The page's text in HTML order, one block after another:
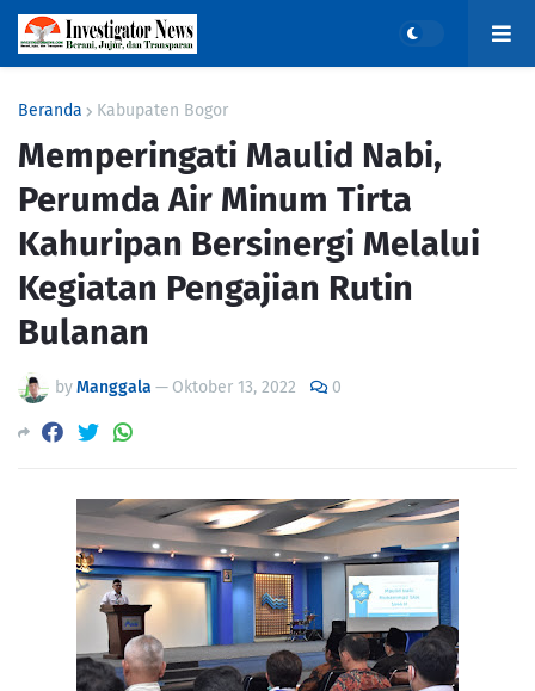
Beranda Kabupaten Bogor
Memperingati Maulid Nabi,
Perumda Air Minum Tirta
Kahuripan Bersinergi Melalui
Kegiatan Pengajian Rutin
Bulanan
byManggala — Oktober 13, 2022 0